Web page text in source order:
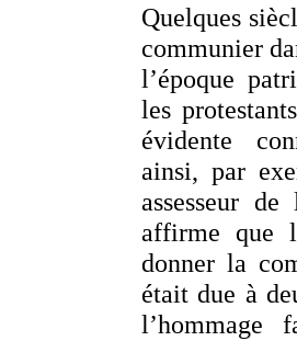
Quelques
communier
l’époque
les
évidente
ainsi, par
assesseur
affirme que
donner la
était due à
l’hommage